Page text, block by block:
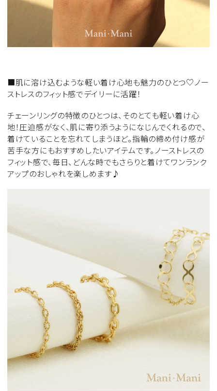
■肌に溶け込むような軽い着け心地も魅力のひとつ♡ノー
ストレスのフィット感でデイリーに活躍！
チェーンリングの特徴のひとつは、そのとても軽い着け心
地！圧迫感がなく、肌に寄り添うようになじんでくれるので、
着けていることを忘れてしまうほど。指輪の締め付け感が
苦手な方にもおすすめしたいアイテムです。ノーストレスの
フィット感で、毎日、どんな時でもさらりと着けてワンランク
アップのおしゃれを楽しめます♪